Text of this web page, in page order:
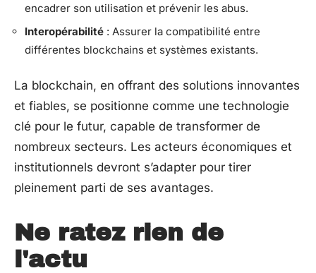
encadrer son utilisation et prévenir les abus.
Interopérabilité : Assurer la compatibilité entre
différentes blockchains et systèmes existants.
La blockchain, en offrant des solutions innovantes
et fiables, se positionne comme une technologie
clé pour le futur, capable de transformer de
nombreux secteurs. Les acteurs économiques et
institutionnels devront s’adapter pour tirer
pleinement parti de ses avantages.
Ne ratez rien de
l'actu